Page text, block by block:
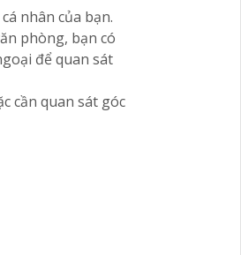
nhân của bạn.
phòng, bạn có
để quan sát
cần quan sát góc